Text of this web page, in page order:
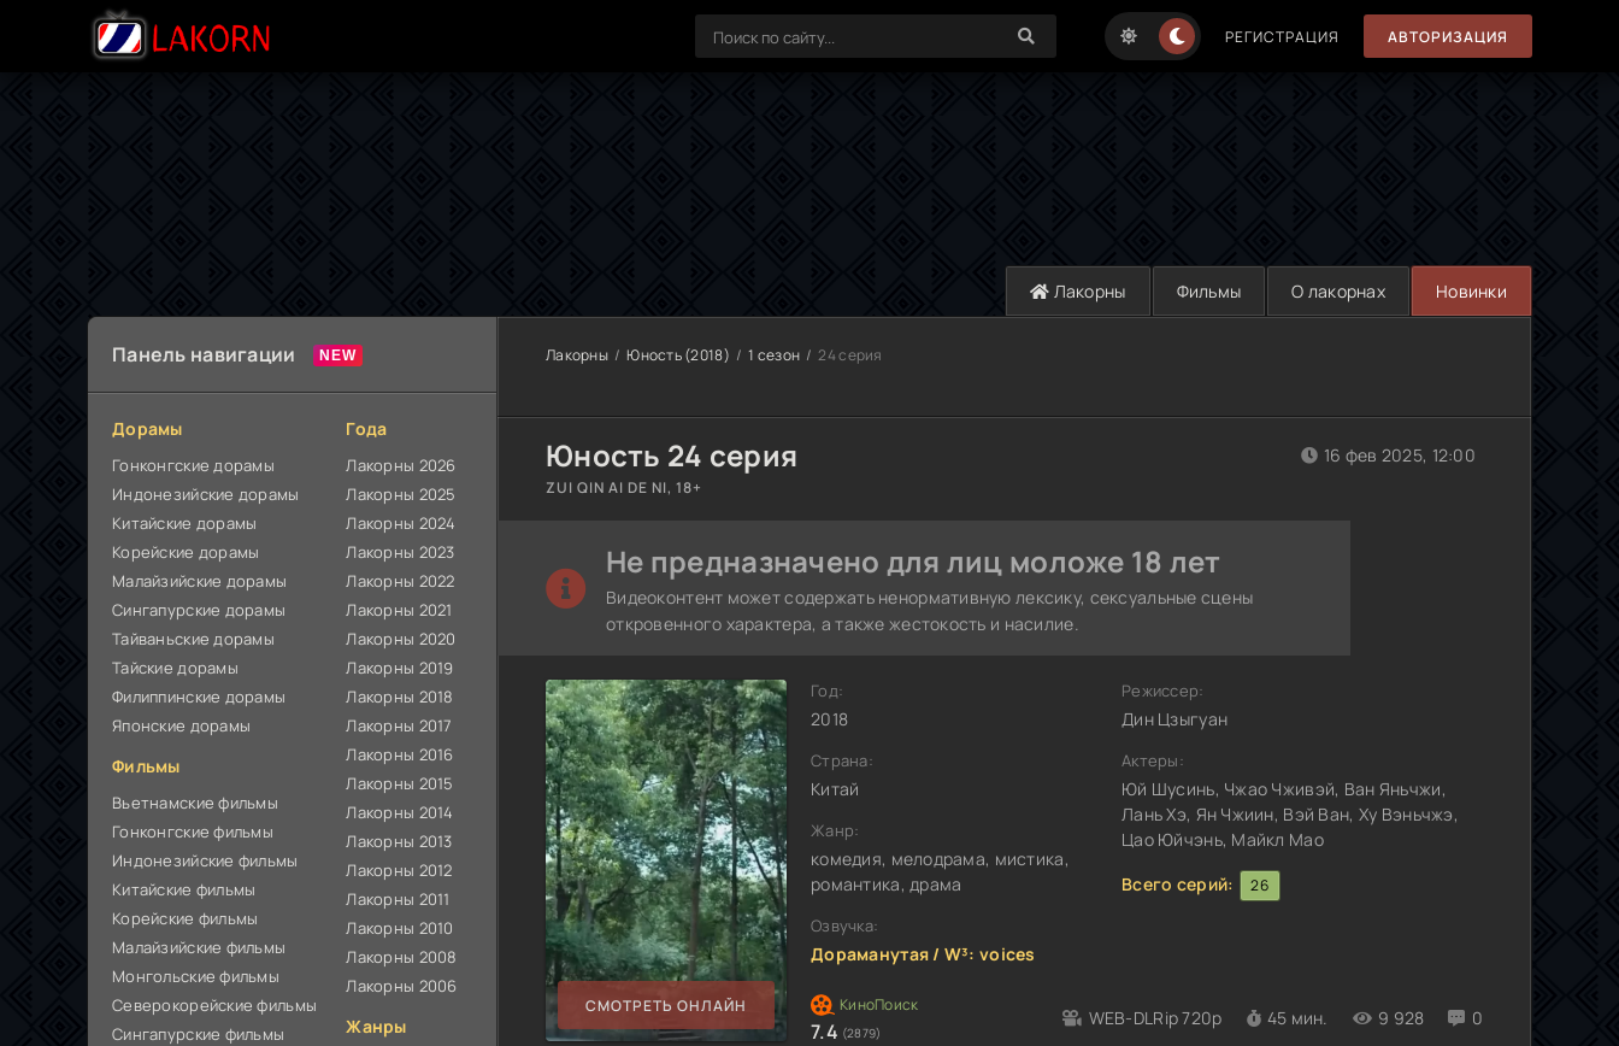
РЕГИСТРАЦИЯ АВТОРИЗАЦИЯ
Лакорны Фильмы О лакорнах Новинки
Панель навигации
Дорамы
Гонконгские дорамы
Индонезийские дорамы
Китайские дорамы
Корейские дорамы
Малайзийские дорамы
Сингапурские дорамы
Тайваньские дорамы
Тайские дорамы
Филиппинские дорамы
Японские дорамы
Фильмы
Вьетнамские фильмы
Гонконгские фильмы
Индонезийские фильмы
Китайские фильмы
Корейские фильмы
Малайзийские фильмы
Монгольские фильмы
Северокорейские фильмы
Сингапурские фильмы
Года
Лакорны 2026
Лакорны 2025
Лакорны 2024
Лакорны 2023
Лакорны 2022
Лакорны 2021
Лакорны 2020
Лакорны 2019
Лакорны 2018
Лакорны 2017
Лакорны 2016
Лакорны 2015
Лакорны 2014
Лакорны 2013
Лакорны 2012
Лакорны 2011
Лакорны 2010
Лакорны 2008
Лакорны 2006
Жанры
Лакорны Юность (2018) 1 сезон 24 серия
Юность 24 серия
ZUI QIN AI DE NI, 18+
Не предназначено для лиц моложе 18 лет
Видеоконтент может содержать ненормативную лексику, сексуальные сцены
откровенного характера, а также жестокость и насилие.
СМОТРЕТЬ ОНЛАЙН
Год:
2018
Страна:
Китай
Жанр:
комедия, мелодрама, мистика,
романтика, драма
Озвучка:
Дораманутая / W³: voices
7.4 (2879)
WEB-DLRip 720p 45 мин. 9 928 0
16 фев 2025, 12:00
Режиссер:
Дин Цзыгуан
Актеры:
Юй Шусинь, Чжао Чживэй, Ван Яньчжи,
Лань Хэ, Ян Чжиин, Вэй Ван, Ху Вэньчжэ,
Цао Юйчэнь, Майкл Мао
Всего серий:
26